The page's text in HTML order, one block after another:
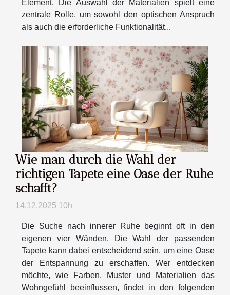
Element. Die Auswahl der Materialien spielt eine
zentrale Rolle, um sowohl den optischen Anspruch
als auch die erforderliche Funktionalität...
Wie man durch die Wahl der
richtigen Tapete eine Oase der Ruhe
schafft?
14.12.2025 10h
Die Suche nach innerer Ruhe beginnt oft in den
eigenen vier Wänden. Die Wahl der passenden
Tapete kann dabei entscheidend sein, um eine Oase
der Entspannung zu erschaffen. Wer entdecken
möchte, wie Farben, Muster und Materialien das
Wohngefühl beeinflussen, findet in den folgenden